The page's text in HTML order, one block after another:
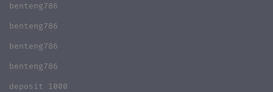
benteng786
benteng786
benteng786
benteng786
deposit 1000